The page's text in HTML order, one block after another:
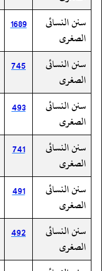
سنن النسائى
الصغرى
1689
سنن النسائى
الصغرى
745
سنن النسائى
الصغرى
493
سنن النسائى
الصغرى
741
سنن النسائى
الصغرى
491
سنن النسائى
الصغرى
492